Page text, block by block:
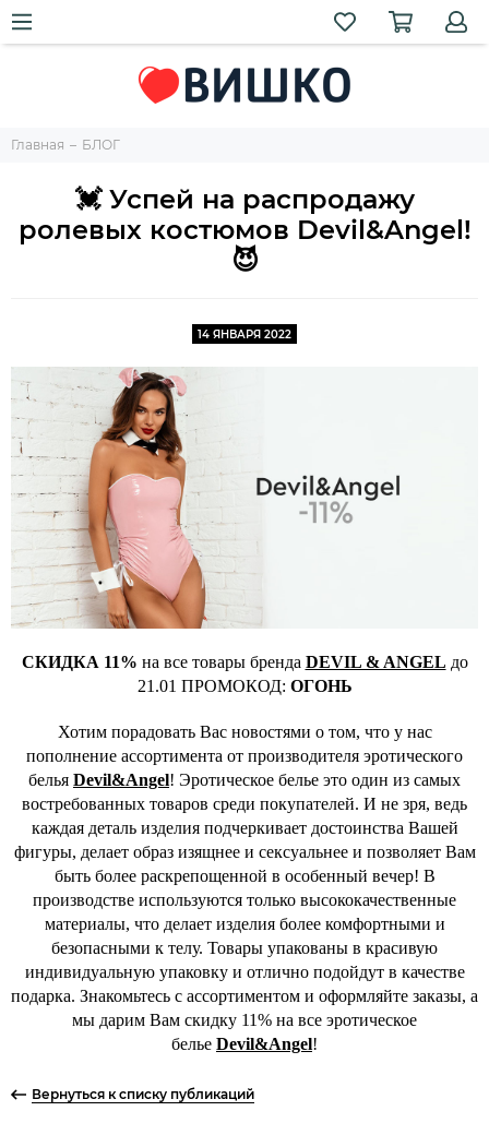
Главная БЛОГ
💓 Успей на распродажу
ролевых костюмов Devil&Angel!
😈
14 ЯНВАРЯ 2022
СКИДКА 11% на все товары бренда DEVIL & ANGEL до
21.01 ПРОМОКОД: ОГОНЬ
Хотим порадовать Вас новостями о том, что у нас
пополнение ассортимента от производителя эротического
белья Devil&Angel! Эротическое белье это один из самых
востребованных товаров среди покупателей. И не зря, ведь
каждая деталь изделия подчеркивает достоинства Вашей
фигуры, делает образ изящнее и сексуальнее и позволяет Вам
быть более раскрепощенной в особенный вечер! В
производстве используются только высококачественные
материалы, что делает изделия более комфортными и
безопасными к телу. Товары упакованы в красивую
индивидуальную упаковку и отлично подойдут в качестве
подарка. Знакомьтесь с ассортиментом и оформляйте заказы, а
мы дарим Вам скидку 11% на все эротическое
белье Devil&Angel!
Вернуться к списку публикаций